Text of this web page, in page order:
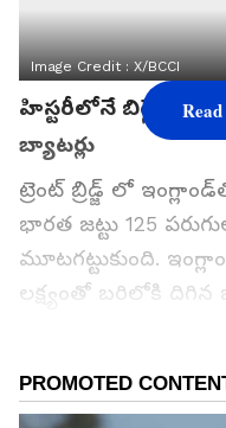
Image Credit :X/BCCI
హిస్టరీలోనే బిగ్గెస్ట్
బ్యాటర్లు
ట్రెంట్ బ్రిడ్జ్ లో
భారత జట్టు 125
మూటగట్టుకుంది.
లక్ష్యంతో బరిలోకి దిగిన
టీ20 అంతర్జాతీయ
భారత్‌కు ఇదే అత్యంత